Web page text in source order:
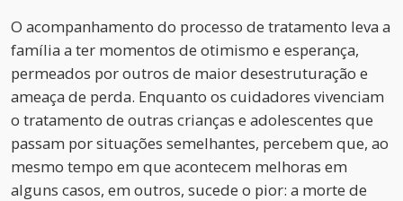
O acompanhamento do processo de tratamento leva a
família a ter momentos de otimismo e esperança,
permeados por outros de maior desestruturação e
ameaça de perda. Enquanto os cuidadores vivenciam
o tratamento de outras crianças e adolescentes que
passam por situações semelhantes, percebem que, ao
mesmo tempo em que acontecem melhoras em
alguns casos, em outros, sucede o pior: a morte de